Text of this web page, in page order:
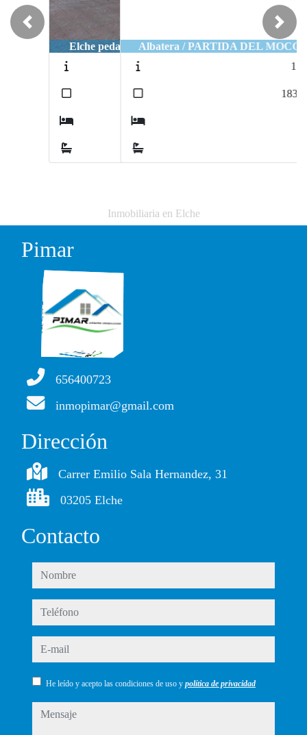
Albatera / PARTIDA DEL MOCO
Previous Next
Inmobiliaria en Elche
Pimar
656400723
inmopimar@gmail.com
Dirección
Carrer Emilio Sala Hernandez, 31
03205 Elche
Contacto
nombre
teléfono
e-mail
He leído y acepto las condiciones de uso y política de privacidad
mensaje